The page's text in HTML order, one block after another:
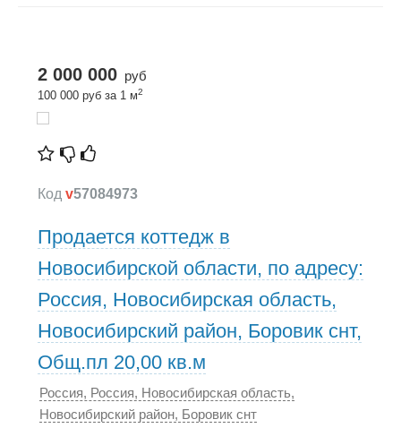
2 000 000 руб
100 000 руб за 1 м2
Код v57084973
Продается коттедж в
Новосибирской области, по адресу:
Россия, Новосибирская область,
Новосибирский район, Боровик снт,
Общ.пл 20,00 кв.м
Россия, Россия, Новосибирская область,
Новосибирский район, Боровик снт